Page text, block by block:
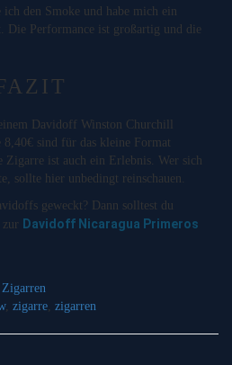
den Smoke und habe mich ein
Die Performance ist großartig und die
Davidoff Winston Churchill
8,40€ sind für das kleine Format
Zigarre ist auch ein Erlebnis. Wer sich
sollte hier unbedingt reinschauen.
geweckt? Dann solltest du
Davidoff Nicaragua Primeros
Zigarren
, zigarre zigarren